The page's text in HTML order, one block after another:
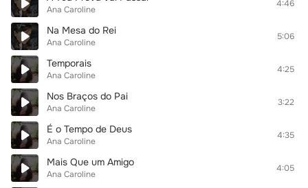
Ana Caroline
4:46
Na Mesa do Rei
Ana Caroline
5:06
Temporais
Ana Caroline
4:25
Nos Braços do Pai
Ana Caroline
3:22
É o Tempo de Deus
Ana Caroline
4:35
Mais Que um Amigo
Ana Caroline
4:05